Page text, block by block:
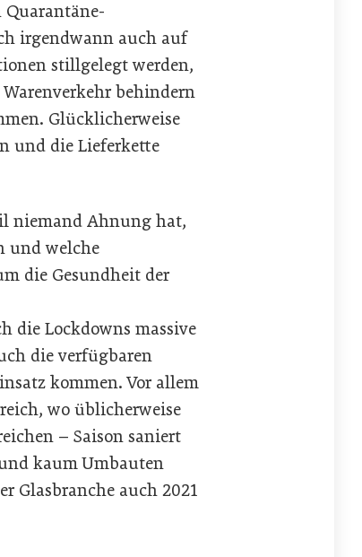
irgendwann auch auf
stillgelegt werden,
behindern
Glücklicherweise
und die Lieferkette
niemand Ahnung hat,
und welche
die Gesundheit der
die Lockdowns massive
die verfügbaren
kommen. Vor allem
wo üblicherweise
– Saison saniert
kaum Umbauten
Glasbranche auch 2021